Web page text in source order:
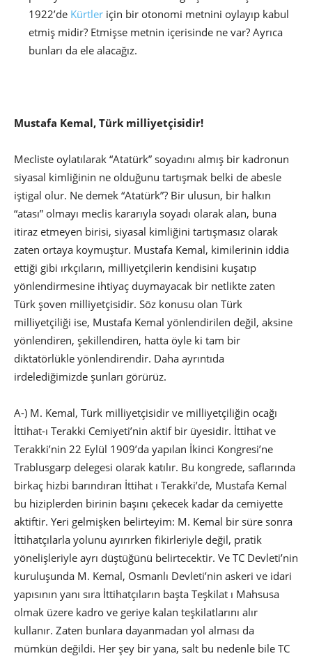
1922’de Kürtler için bir otonomi metnini oylayıp kabul
etmiş midir? Etmişse metnin içerisinde ne var? Ayrıca
bunları da ele alacağız.
Mustafa Kemal, Türk milliyetçisidir!
Mecliste oylatılarak “Atatürk” soyadını almış bir kadronun
siyasal kimliğinin ne olduğunu tartışmak belki de abesle
iştigal olur. Ne demek “Atatürk”? Bir ulusun, bir halkın
“atası” olmayı meclis kararıyla soyadı olarak alan, buna
itiraz etmeyen birisi, siyasal kimliğini tartışmasız olarak
zaten ortaya koymuştur. Mustafa Kemal, kimilerinin iddia
ettiği gibi ırkçıların, milliyetçilerin kendisini kuşatıp
yönlendirmesine ihtiyaç duymayacak bir netlikte zaten
Türk şoven milliyetçisidir. Söz konusu olan Türk
milliyetçiliği ise, Mustafa Kemal yönlendirilen değil, aksine
yönlendiren, şekillendiren, hatta öyle ki tam bir
diktatörlükle yönlendirendir. Daha ayrıntıda
irdelediğimizde şunları görürüz.
A-) M. Kemal, Türk milliyetçisidir ve milliyetçiliğin ocağı
İttihat-ı Terakki Cemiyeti’nin aktif bir üyesidir. İttihat ve
Terakki’nin 22 Eylül 1909’da yapılan İkinci Kongresi’ne
Trablusgarp delegesi olarak katılır. Bu kongrede, saflarında
birkaç hizbi barındıran İttihat ı Terakki’de, Mustafa Kemal
bu hiziplerden birinin başını çekecek kadar da cemiyette
aktiftir. Yeri gelmişken belirteyim: M. Kemal bir süre sonra
İttihatçılarla yolunu ayırırken fikirleriyle değil, pratik
yönelişleriyle ayrı düştüğünü belirtecektir. Ve TC Devleti’nin
kuruluşunda M. Kemal, Osmanlı Devleti’nin askeri ve idari
yapısının yanı sıra İttihatçıların başta Teşkilat ı Mahsusa
olmak üzere kadro ve geriye kalan teşkilatlarını alır
kullanır. Zaten bunlara dayanmadan yol alması da
mümkün değildi. Her şey bir yana, salt bu nedenle bile TC